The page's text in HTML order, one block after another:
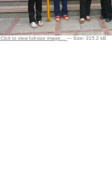
Click to view full-size image… —Size:315.2 kB